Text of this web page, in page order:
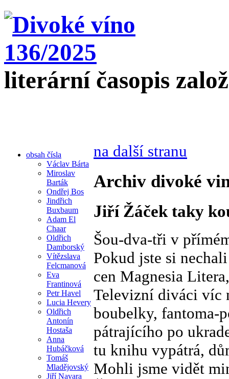
literární časopis
obsah čísla
Václav Bárta
Miroslav
Barták
Ondřej Bos
Jindřich
Buxbaum
Adam El
Chaar
Oldřich
Damborský
Vítězslava
Felcmanová
Eva
Frantinová
Petr Havel
Lucia Hevery
Oldřich
Antonín
Hostaša
Anna
Hubáčková
Tomáš
Mladějovský
Jiří Navara
na další stranu
Archiv divoké
Jiří Žáček taky
Šou-dva-tři v
Pokud jste si
cen Magnesia
Televizní diváci víc
boubelky, fantoma-
pátrajícího po
tu knihu vypátrá,
Mohli jsme vidět